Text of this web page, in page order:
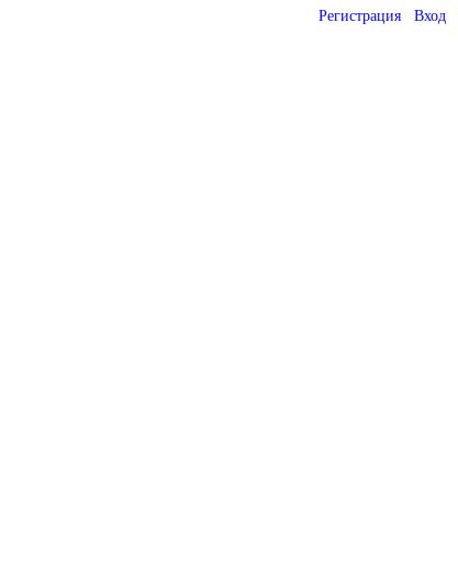
Регистрация Вход